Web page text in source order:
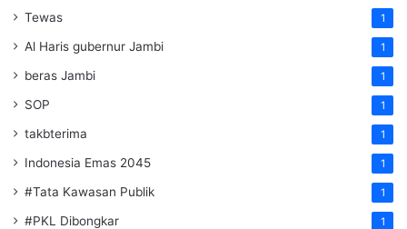
Tewas 1
Al Haris gubernur Jambi 1
beras Jambi 1
SOP 1
takbterima 1
Indonesia Emas 2045 1
#Tata Kawasan Publik 1
#PKL Dibongkar 1